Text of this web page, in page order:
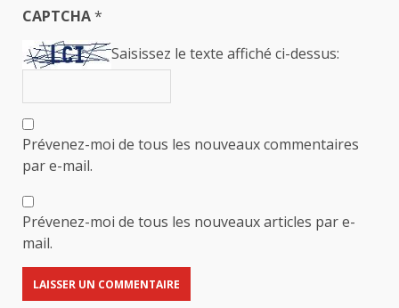
CAPTCHA*
Saisissez le texte affiché ci-dessus:
Prévenez-moi de tous les nouveaux commentaires
par e-mail.
Prévenez-moi de tous les nouveaux articles par e-
mail.